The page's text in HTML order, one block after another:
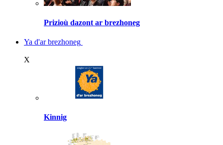
Prizioù dazont ar brezhoneg
Ya d'ar brezhoneg
X
Kinnig